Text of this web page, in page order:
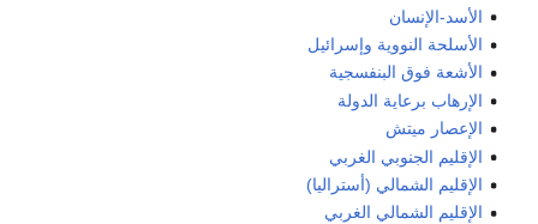
الأسد-الإنسان
الأسلحة النووية وإسرائيل
الأشعة فوق البنفسجية
الإرهاب برعاية الدولة
الإعصار ميتش
الإقليم الجنوبي الغربي
الإقليم الشمالي (أستراليا)
الإقليم الشمالي الغربي